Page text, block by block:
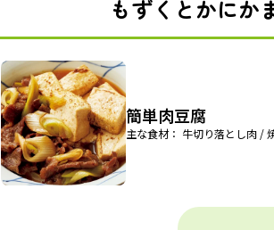
もずくとかにか
簡単肉豆腐
主な食材： 牛切り落とし肉 /